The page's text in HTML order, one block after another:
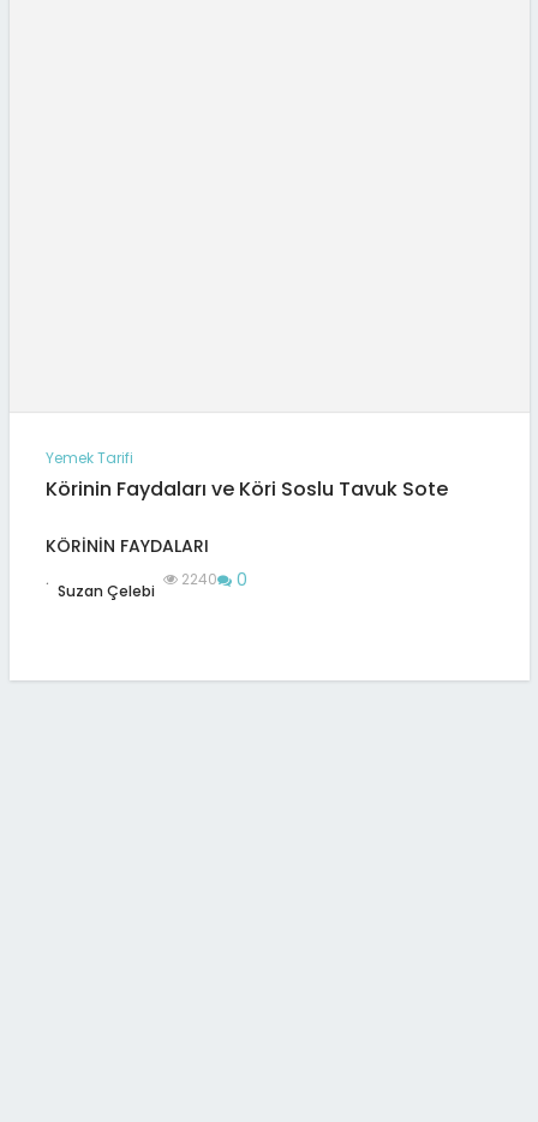
Yemek Tarifi
Körinin Faydaları ve Köri Soslu Tavuk Sote
KÖRİNİN FAYDALARI
.
Suzan Çelebi 0
2240